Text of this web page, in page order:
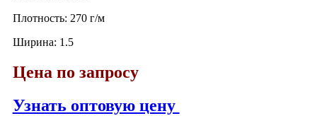
Плотность: 270 г/м
Ширина: 1.5
Цена по запросу
Узнать оптовую цену